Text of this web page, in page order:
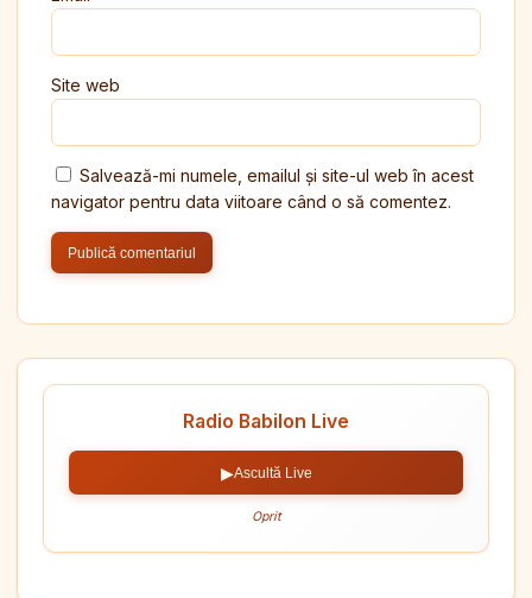
Site web
Salvează-mi numele, emailul și site-ul web în acest
navigator pentru data viitoare când o să comentez.
Radio Babilon Live
▶Ascultă Live
Oprit